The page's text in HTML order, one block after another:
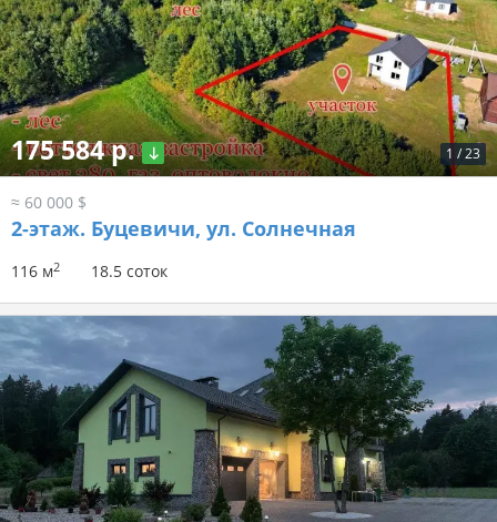
1 /23
175 584 р.
≈ 60 000 $
2-этаж. Буцевичи, ул. Солнечная
116 м2 18.5 соток